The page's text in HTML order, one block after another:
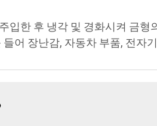
입한 후 냉각 및 경화시켜 금
어 장난감, 자동차 부품, 전자